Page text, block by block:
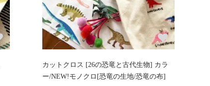
カットクロス [26の恐竜と古代生物] カラ
ー/NEW!モノクロ[恐竜の生地/恐竜の布]